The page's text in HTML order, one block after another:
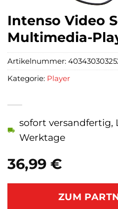
Intenso Video
Multimedia-
36,99 €
sofort versandfertig,
Werktage
ZUM
Artikelnummer:
Kategorie: Player